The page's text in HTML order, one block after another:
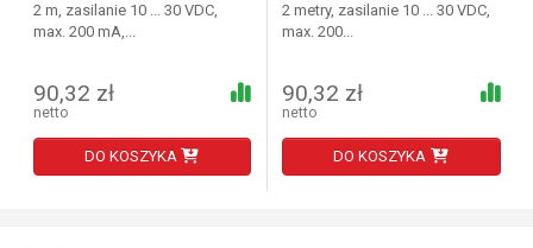
2 m, zasilanie 10 ... 30 VDC,
max. 200 mA,...
90,32 zł
netto
DO KOSZYKA
2 metry, zasilanie 10 ... 30 VDC,
max. 200...
90,32 zł
netto
DO KOSZYKA